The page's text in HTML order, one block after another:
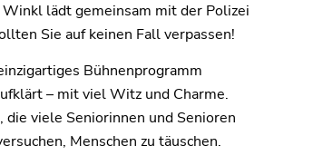
lädt gemeinsam mit der Polizei
Sie auf keinen Fall verpassen!
Bühnenprogramm
– mit viel Witz und Charme.
viele Seniorinnen und Senioren
Menschen zu täuschen.